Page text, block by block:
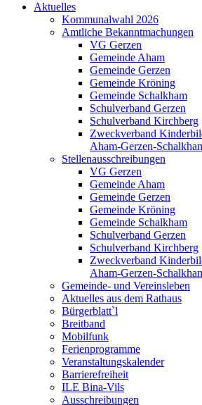
Aktuelles
Kommunalwahl 2026
Amtliche Bekanntmachungen
VG Gerzen
Gemeinde Aham
Gemeinde Gerzen
Gemeinde Kröning
Gemeinde Schalkham
Schulverband Gerzen
Schulverband Kirchberg
Zweckverband
Aham-Gerzen-
Stellenausschreibungen
VG Gerzen
Gemeinde Aham
Gemeinde Gerzen
Gemeinde Kröning
Gemeinde Schalkham
Schulverband Gerzen
Schulverband Kirchberg
Zweckverband
Aham-Gerzen-
Gemeinde- und Vereinsleben
Aktuelles aus dem Rathaus
Bürgerblatt`l
Breitband
Mobilfunk
Ferienprogramme
Veranstaltungskalender
Barrierefreiheit
ILE Bina-Vils
Ausschreibungen